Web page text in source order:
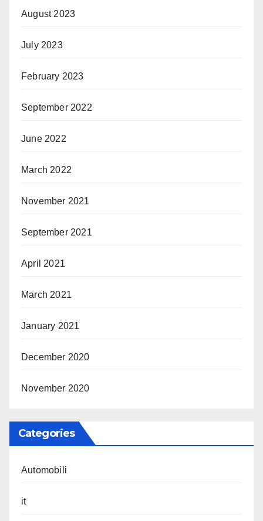
August 2023
July 2023
February 2023
September 2022
June 2022
March 2022
November 2021
September 2021
April 2021
March 2021
January 2021
December 2020
November 2020
Categories
Automobili
it